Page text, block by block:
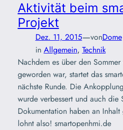
Aktivität beim
Projekt
Dez. 11, 2015—vonDome
in Allgemein, Technik
Nachdem es über den
geworden war, startet das
nächste Runde. Die
wurde verbessert und auch die
Dokumentation haben an
lohnt also! smartopenhmi.de